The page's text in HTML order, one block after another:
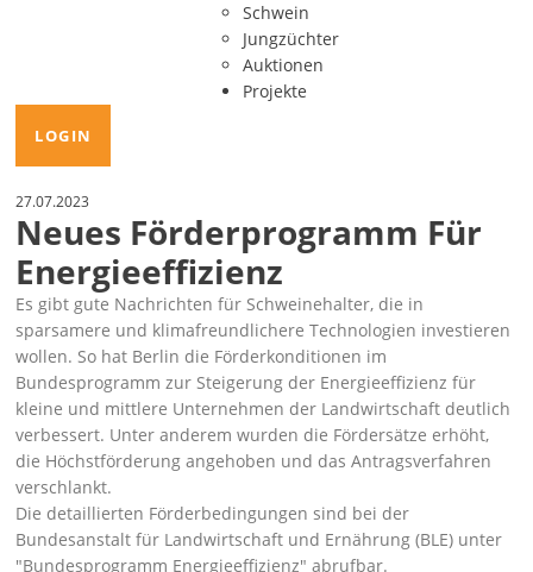
Schwein
Jungzüchter
Auktionen
Projekte
LOGIN
27.07.2023
Neues Förderprogramm Für
Energieeffizienz
Es gibt gute Nachrichten für Schweinehalter, die in
sparsamere und klimafreundlichere Technologien investieren
wollen. So hat Berlin die Förderkonditionen im
Bundesprogramm zur Steigerung der Energieeffizienz für
kleine und mittlere Unternehmen der Landwirtschaft deutlich
verbessert. Unter anderem wurden die Fördersätze erhöht,
die Höchstförderung angehoben und das Antragsverfahren
verschlankt.
Die detaillierten Förderbedingungen sind bei der
Bundesanstalt für Landwirtschaft und Ernährung (BLE) unter
Bundesprogramm Energieeffizienz abrufbar.